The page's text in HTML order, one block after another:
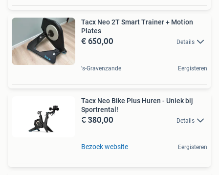
Tacx Neo 2T Smart Trainer + Motion
Plates
€ 650,00 Details
's-Gravenzande Eergisteren
Tacx Neo Bike Plus Huren - Uniek bij
Sportrental!
€ 380,00 Details
Bezoek website Eergisteren